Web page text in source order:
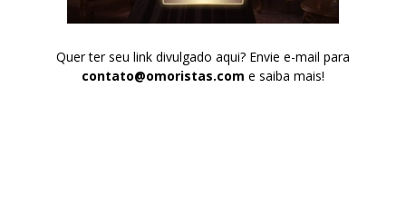
Quer ter seu link divulgado aqui? Envie e-mail para
contato@omoristas.com e saiba mais!